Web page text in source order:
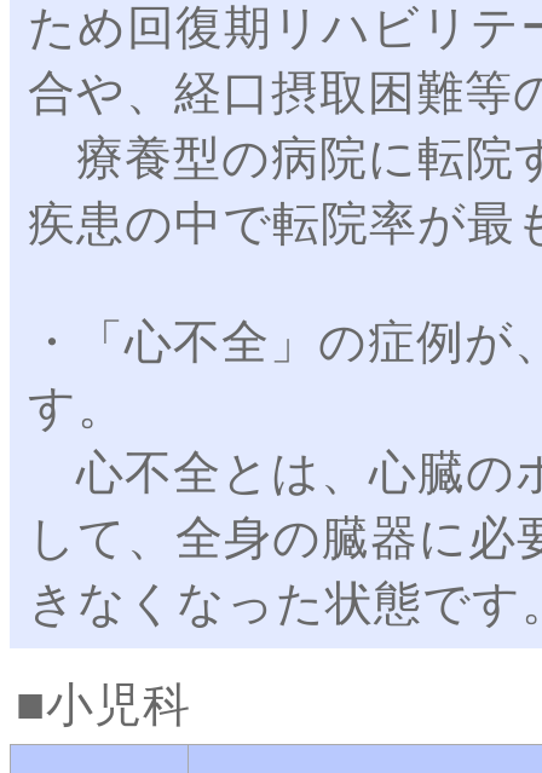
ため回復期リハビリテ
合や、経口摂取困難等
療養型の病院に転院
疾患の中で転院率が最
・「心不全」の症例
す。
心不全とは、心臓の
して、全身の臓器に
きなくなった状態です
小児科